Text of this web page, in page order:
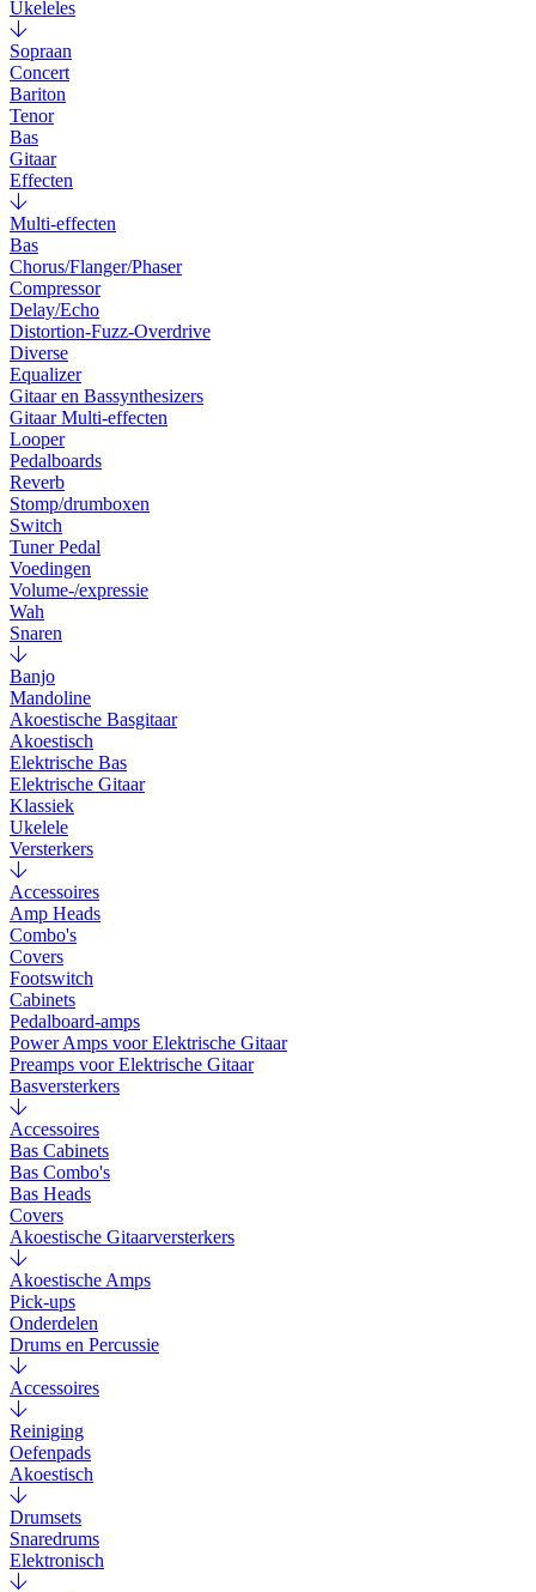
Ukeleles
Sopraan
Concert
Bariton
Tenor
Bas
Gitaar
Effecten
Multi-effecten
Bas
Chorus/Flanger/Phaser
Compressor
Delay/Echo
Distortion-Fuzz-Overdrive
Diverse
Equalizer
Gitaar en Bassynthesizers
Gitaar Multi-effecten
Looper
Pedalboards
Reverb
Stomp/drumboxen
Switch
Tuner Pedal
Voedingen
Volume-/expressie
Wah
Snaren
Banjo
Mandoline
Akoestische Basgitaar
Akoestisch
Elektrische Bas
Elektrische Gitaar
Klassiek
Ukelele
Versterkers
Accessoires
Amp Heads
Combo's
Covers
Footswitch
Cabinets
Pedalboard-amps
Power Amps voor Elektrische Gitaar
Preamps voor Elektrische Gitaar
Basversterkers
Accessoires
Bas Cabinets
Bas Combo's
Bas Heads
Covers
Akoestische Gitaarversterkers
Akoestische Amps
Pick-ups
Onderdelen
Drums en Percussie
Accessoires
Reiniging
Oefenpads
Akoestisch
Drumsets
Snaredrums
Elektronisch